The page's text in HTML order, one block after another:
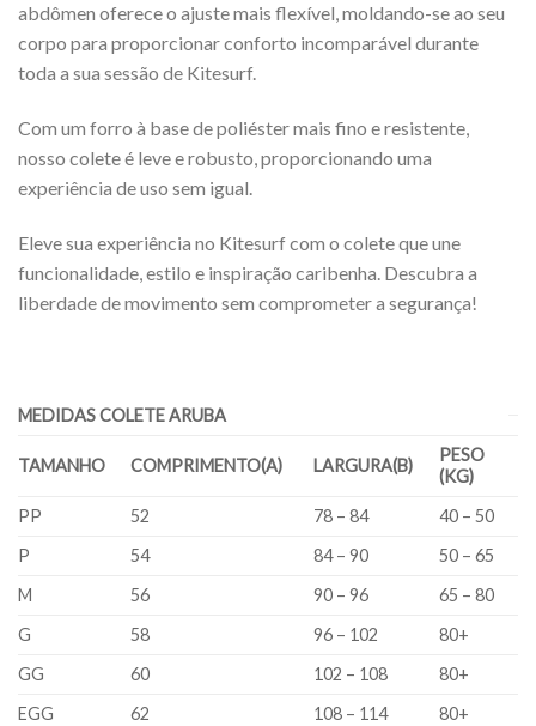
abdômen oferece o ajuste mais flexível, moldando-se ao seu
corpo para proporcionar conforto incomparável durante
toda a sua sessão de Kitesurf.
Com um forro à base de poliéster mais fino e resistente,
nosso colete é leve e robusto, proporcionando uma
experiência de uso sem igual.
Eleve sua experiência no Kitesurf com o colete que une
funcionalidade, estilo e inspiração caribenha. Descubra a
liberdade de movimento sem comprometer a segurança!
MEDIDAS COLETE ARUBA
TAMANHO COMPRIMENTO(A) LARGURA(B)
PESO
(KG)
PP
52 78 – 84
40 – 50
P
54 84 – 90
50 – 65
M
56 90 – 96
65 – 80
G
58 96 – 102
80+
GG
60 102 – 108
80+
EGG
62 108 – 114 80+